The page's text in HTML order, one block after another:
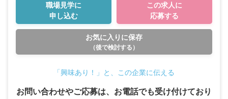
職場見学に
申し込む
この求人に
応募する
お気に入りに保存
（後で検討する）
「興味あり！」と、この企業に伝える
お問い合わせやご応募は、お電話でも受け付けており